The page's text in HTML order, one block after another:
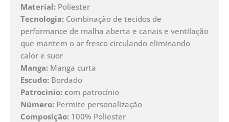
Material: Poliester
Tecnologia: Combinação de tecidos de
performance de malha aberta e canais e ventilação
que mantem o ar fresco circulando eliminando
calor e suor
Manga: Manga curta
Escudo: Bordado
Patrocinio: com patrocínio
Número: Permite personalização
Composição: 100% Poliester